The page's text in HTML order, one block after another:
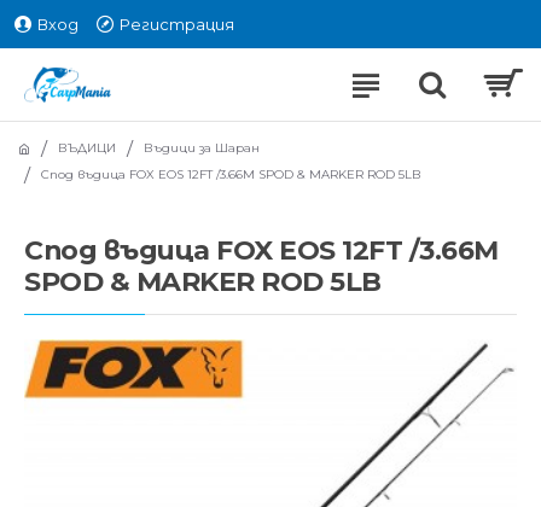
Вход Регистрация
ВЪДИЦИ
Въдици за Шаран
Спод въдица FOX EOS 12FT /3.66M SPOD & MARKER ROD 5LB
Спод въдица FOX EOS 12FT /3.66M
SPOD & MARKER ROD 5LB